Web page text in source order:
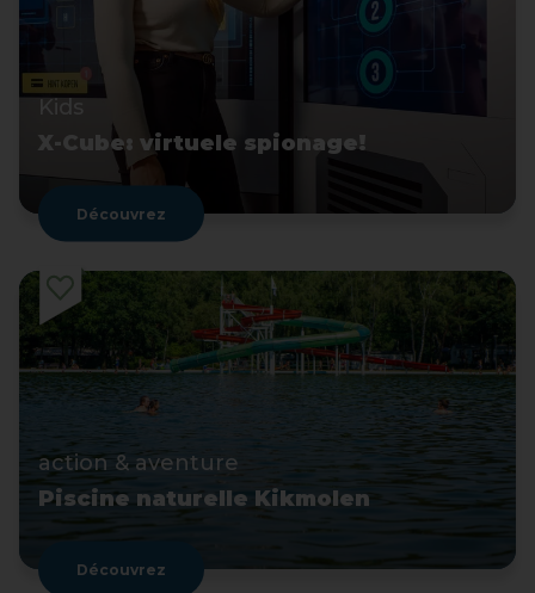
X-Cube: virtuele spionage!
Découvrez
action & aventure
Piscine naturelle Kikmolen
Découvrez